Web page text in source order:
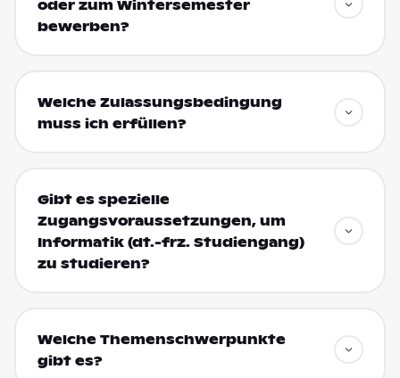
oder zum Wintersemester
bewerben?
Welche Zulassungsbedingung
muss ich erfüllen?
Gibt es spezielle
Zugangsvoraussetzungen, um
Informatik (dt.-frz. Studiengang)
zu studieren?
Welche Themenschwerpunkte
gibt es?